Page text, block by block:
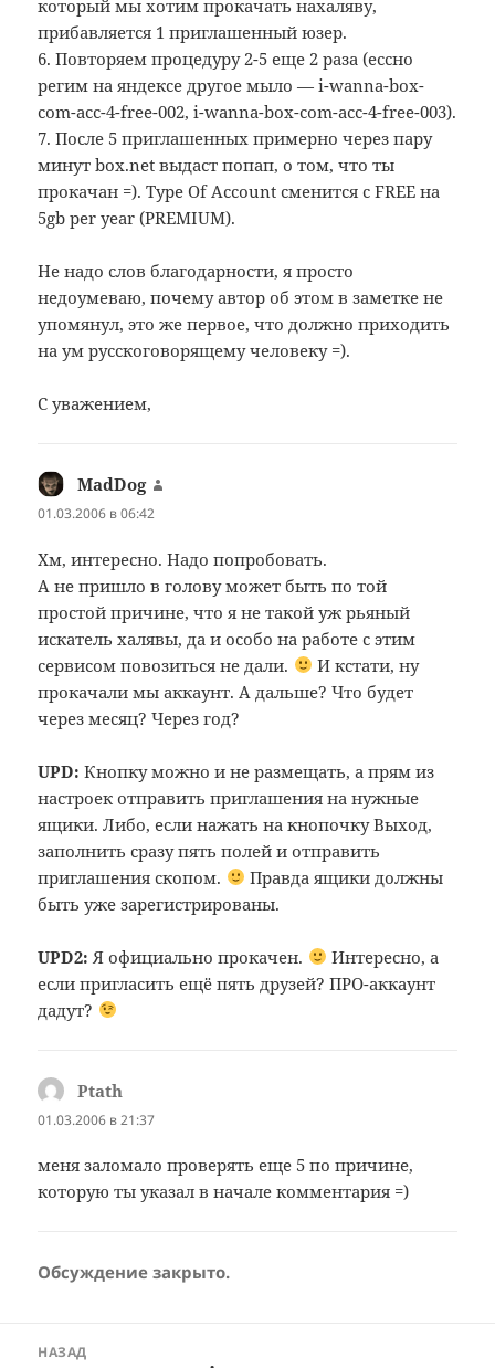
который мы хотим прокачать нахаляву,
прибавляется 1 приглашенный юзер.
6. Повторяем процедуру 2-5 еще 2 раза (ессно
регим на яндексе другое мыло — i-wanna-box-
com-acc-4-free-002, i-wanna-box-com-acc-4-free-003).
7. После 5 приглашенных примерно через пару
минут box.net выдаст попап, о том, что ты
прокачан =). Type Of Account сменится с FREE на
5gb per year (PREMIUM).
Не надо слов благодарности, я просто
недоумеваю, почему автор об этом в заметке не
упомянул, это же первое, что должно приходить
на ум русскоговорящему человеку =).
С уважением,
MadDog
01.03.2006 в 06:42
Хм, интересно. Надо попробовать.
А не пришло в голову может быть по той
простой причине, что я не такой уж рьяный
искатель халявы, да и особо на работе с этим
сервисом повозиться не дали.
И кстати, ну
прокачали мы аккаунт. А дальше? Что будет
через месяц? Через год?
UPD: Кнопку можно и не размещать, а прям из
настроек отправить приглашения на нужные
ящики. Либо, если нажать на кнопочку Выход,
заполнить сразу пять полей и отправить
приглашения скопом.
Правда ящики должны
быть уже зарегистрированы.
UPD2: Я официально прокачен.
Интересно, а
если пригласить ещё пять друзей? ПРО-аккаунт
дадут?
Ptath
01.03.2006 в 21:37
меня заломало проверять еще 5 по причине,
которую ты указал в начале комментария =)
Обсуждение закрыто.
НАЗАД